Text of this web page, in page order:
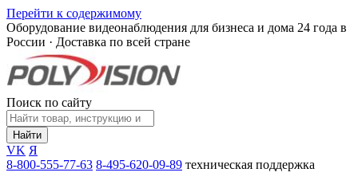
Перейти к содержимому
Оборудование видеонаблюдения для бизнеса и дома 24 года в
России · Доставка по всей стране
Поиск по сайту
Найти
VK Я
8-800-555-77-63 8-495-620-09-89 техническая поддержка